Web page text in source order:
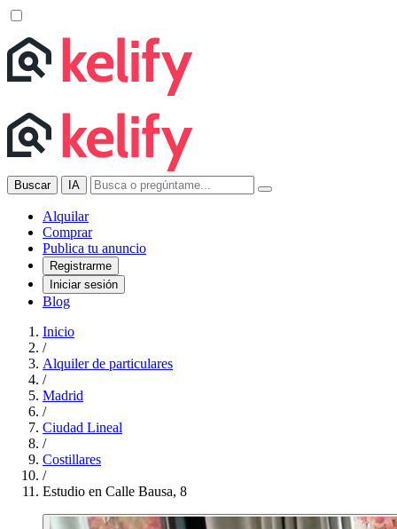
Buscar IA
Alquilar
Comprar
Publica tu anuncio
Registrarme
Iniciar sesión
Blog
Inicio
/
Alquiler de particulares
/
Madrid
/
Ciudad Lineal
/
Costillares
/
Estudio en Calle Bausa, 8